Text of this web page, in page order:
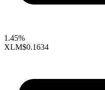
1.45%
XLM$0.1634